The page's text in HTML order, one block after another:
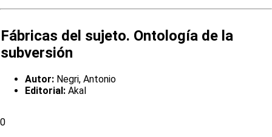
Fábricas del sujeto. Ontología de la
subversión
Autor: Negri, Antonio
Editorial: Akal
0